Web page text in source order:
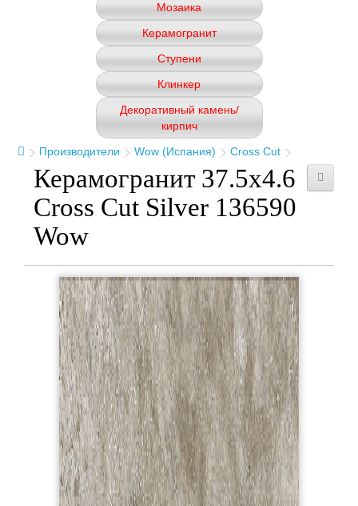
Мозаика
Керамогранит
Ступени
Клинкер
Декоративный камень/
кирпич
Производители
Wow (Испания) Cross Cut
Керамогранит 37.5x4.6
Cross Cut Silver 136590
Wow